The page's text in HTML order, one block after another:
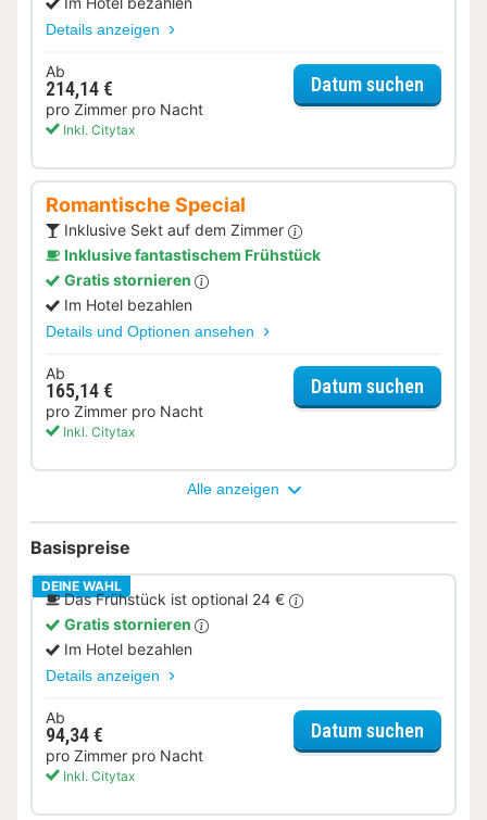
Details anzeigen
Ab
214,14 €
pro Zimmer pro Nacht
Inkl. Citytax
Datum suchen
Romantische Special
Inklusive Sekt auf dem Zimmer
Inklusive fantastischem Frühstück
Gratis stornieren
Im Hotel bezahlen
Details und Optionen ansehen
Ab
165,14 €
pro Zimmer pro Nacht
Inkl. Citytax
Datum suchen
Alle anzeigen
Basispreise
DEINE WAHL
Das Frühstück ist optional 24 €
Gratis stornieren
Im Hotel bezahlen
Details anzeigen
Ab
94,34 €
pro Zimmer pro Nacht
Inkl. Citytax
Datum suchen